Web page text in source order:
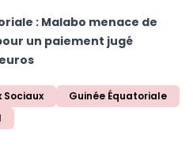
: Malabo menace de
un paiement jugé
Sociaux
Guinée Équatoriale